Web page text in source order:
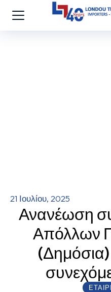
21 Ιουλίου, 2025
Ανανέωση
Απόλλων